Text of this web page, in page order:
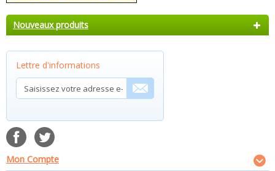
Nouveaux produits
Lettre d'informations
Mon Compte